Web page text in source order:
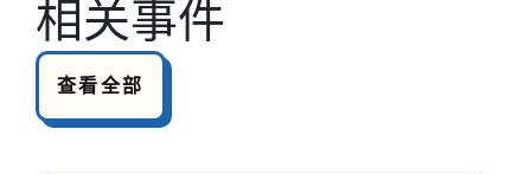
相关事件
查看全部